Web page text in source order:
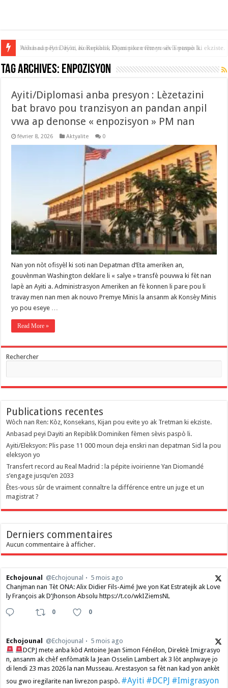
Anbasad peyi Dayiti an Repiblik Dominiken fèmen sèvis paspò li.
Tag Archives: enpozisyon
Ayiti/Diplomasi anba presyon : Lèzetazini
bat bravo pou tranzisyon an pandan anpil
vwa ap denonse « enpozisyon » PM nan
février 8, 2026 Aktyalite 0
Nan yon nòt ofisyèl ki soti nan Depatman d’Eta ameriken an,
gouvènman Washington deklare li « salye » transfè pouvwa ki fèt nan
lapè an Ayiti a. Administrasyon Ameriken an fè konnen li pare pou li
travay men nan men ak nouvo Premye Minis la ansanm ak Konsèy Minis
yo pou eseye …
Read More »
Rechercher
Publications recentes
Wòch nan Ren: Kòz, Konsekans, Kijan pou evite yo ak Tretman ki ekziste.
Anbasad peyi Dayiti an Repiblik Dominiken fèmen sèvis paspò li.
Ayiti/Eleksyon: Plis pase 11 000 moun deja enskri nan depatman Sid la pou
eleksyon yo
Transfert record au Real Madrid : la pépite ivoirienne Yan Diomandé
s’engage jusqu’en 2033
Êtes-vous sûr de vraiment connaître la différence entre un juge et un
magistrat ?
Derniers commentaires
Aucun commentaire à afficher.
Echojounal @Echojounal
5 mois ago
Chanjman nan Tèt ONA: Alix Didier Fils-Aimé Jwe yon Kat Estratejik ak Love
ly François ak D’Jhonson Absolu https://t.co/wkIZiemsNL
0 0
Echojounal @Echojounal
5 mois ago
DCPJ mete anba kòd Antoine Jean Simon Fénélon, Direktè Imigrasyo
n, ansanm ak chèf enfòmatik la Jean Osselin Lambert ak 3 lòt anplwaye jo
di lendi 23 mas 2026 la nan Musseau. Arestasyon sa fèt nan kad yon ankèt
sou gwo iregilarite nan livrezon paspò. #Ayiti #DCPJ #Imigrasyon